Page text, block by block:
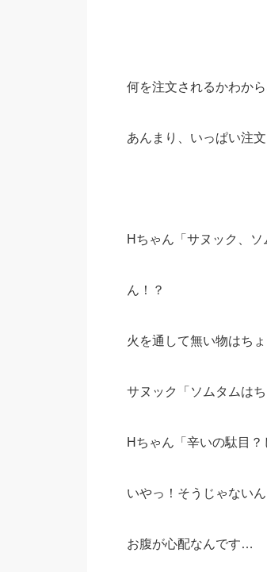
何を注文されるかわか
あんまり、いっぱい注
Hちゃん「サヌック、ソ
ん！？
火を通して無い物はち
サヌック「ソムタムは
Hちゃん「辛いの駄目？
いやっ！そうじゃないん
お腹が心配なんです…